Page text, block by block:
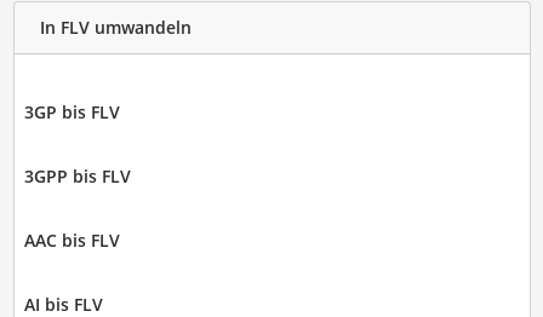
In FLV umwandeln
3GP bis FLV
3GPP bis FLV
AAC bis FLV
AI bis FLV